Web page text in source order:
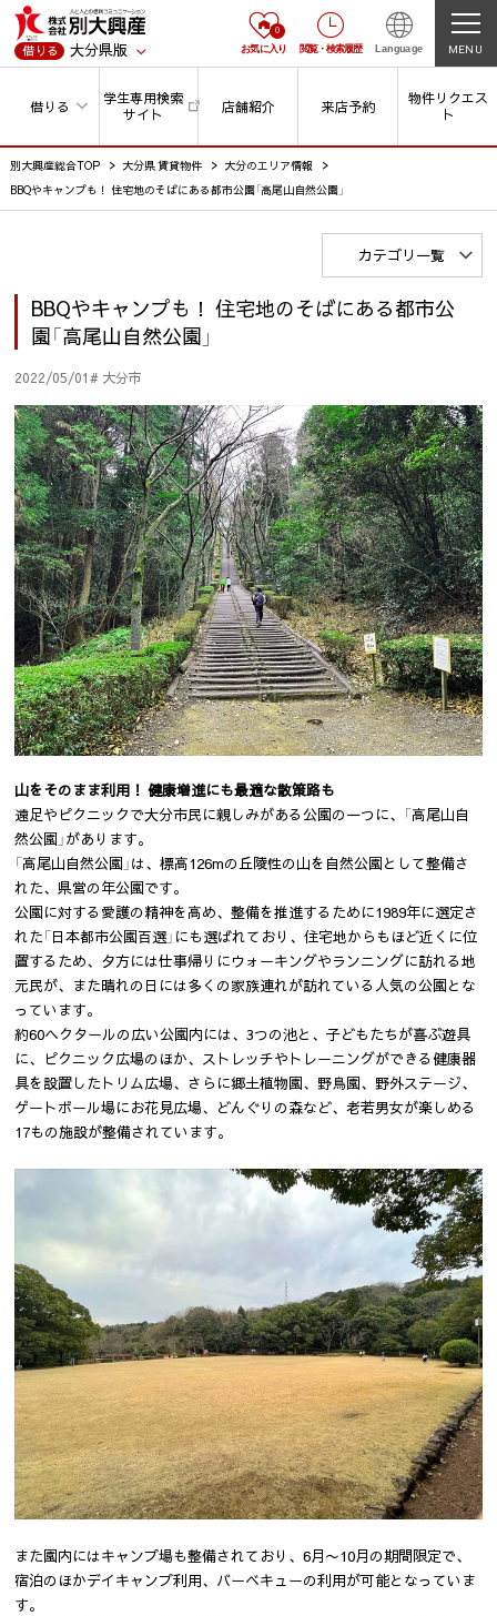
借りる 大分県版
0
お気に入り 閲覧・ 検索履歴 Language MENU
借りる
学生専用検索
サイト
店舗紹介 来店予約
物件リクエス
ト
別大興産総合TOP 大分県 賃貸物件
大分のエリア情報
BBQやキャンプも！ 住宅地のそばにある都市公園「高尾山自然公園」
カテゴリ一覧
BBQやキャンプも！ 住宅地のそばにある都市公
園「高尾山自然公園」
2022/05/01# 大分市
山をそのまま利用！ 健康増進にも最適な散策路も
遠足やピクニックで大分市民に親しみがある公園の一つに、「高尾山自
然公園」があります。
「高尾山自然公園」は、標高126mの丘陵性の山を自然公園として整備さ
れた、県営の年公園です。
公園に対する愛護の精神を高め、整備を推進するために1989年に選定さ
れた「日本都市公園百選」にも選ばれており、住宅地からもほど近くに位
置するため、夕方には仕事帰りにウォーキングやランニングに訪れる地
元民が、また晴れの日には多くの家族連れが訪れている人気の公園とな
っています。
約60ヘクタールの広い公園内には、3つの池と、子どもたちが喜ぶ遊具
に、ピクニック広場のほか、ストレッチやトレーニングができる健康器
具を設置したトリム広場、さらに郷土植物園、野鳥園、野外ステージ、
ゲートボール場にお花見広場、どんぐりの森など、老若男女が楽しめる
17もの施設が整備されています。
また園内にはキャンプ場も整備されており、6月〜10月の期間限定で、
宿泊のほかデイキャンプ利用、バーベキューの利用が可能となっていま
す。